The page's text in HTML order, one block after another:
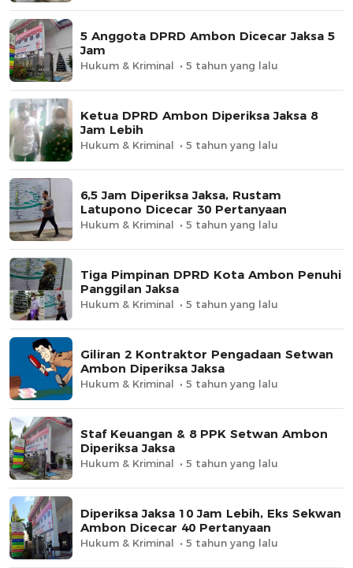
5 Anggota DPRD Ambon Dicecar Jaksa 5
Jam
Hukum & Kriminal 5 tahun yang lalu
Ketua DPRD Ambon Diperiksa Jaksa 8
Jam Lebih
Hukum & Kriminal 5 tahun yang lalu
6,5 Jam Diperiksa Jaksa, Rustam
Latupono Dicecar 30 Pertanyaan
Hukum & Kriminal 5 tahun yang lalu
Tiga Pimpinan DPRD Kota Ambon Penuhi
Panggilan Jaksa
Hukum & Kriminal 5 tahun yang lalu
Giliran 2 Kontraktor Pengadaan Setwan
Ambon Diperiksa Jaksa
Hukum & Kriminal 5 tahun yang lalu
Staf Keuangan & 8 PPK Setwan Ambon
Diperiksa Jaksa
Hukum & Kriminal 5 tahun yang lalu
Diperiksa Jaksa 10 Jam Lebih, Eks Sekwan
Ambon Dicecar 40 Pertanyaan
Hukum & Kriminal 5 tahun yang lalu